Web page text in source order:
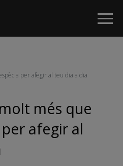
per afegir al teu dia a dia
més que
afegir al